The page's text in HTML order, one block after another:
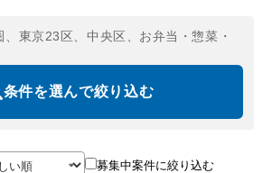
、東京23区、中央区、お弁当・惣菜・
条件を選んで絞り込む
募集中案件に絞り込む